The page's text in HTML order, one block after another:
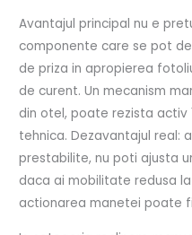
Avantajul principal nu e
componente care se pot
de priza in apropierea
de curent. Un mecanism
din otel, poate rezista activ
tehnica. Dezavantajul real:
prestabilite, nu poti ajusta
daca ai mobilitate redusa
actionarea manetei poate